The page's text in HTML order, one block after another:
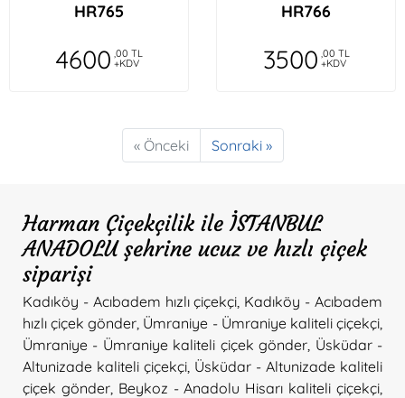
HR765
4600 ,00 TL
+KDV
HR766
3500 ,00 TL
+KDV
« Önceki Sonraki »
Harman Çiçekçilik ile İSTANBUL
ANADOLU şehrine ucuz ve hızlı çiçek
siparişi
Kadıköy - Acıbadem hızlı çiçekçi Kadıköy - Acıbadem
hızlı çiçek gönder Ümraniye - Ümraniye kaliteli çiçekçi
Ümraniye - Ümraniye kaliteli çiçek gönder Üsküdar -
Altunizade kaliteli çiçekçi Üsküdar - Altunizade kaliteli
çiçek gönder, Beykoz - Anadolu Hisarı kaliteli çiçekçi